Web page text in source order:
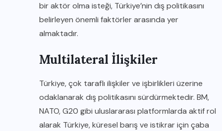
bir aktör olma isteği, Türkiye’nin dış politikasını
belirleyen önemli faktörler arasında yer
almaktadır.
Multilateral İlişkiler
Türkiye, çok taraflı ilişkiler ve işbirlikleri üzerine
odaklanarak dış politikasını sürdürmektedir. BM,
NATO, G20 gibi uluslararası platformlarda aktif rol
alarak Türkiye, küresel barış ve istikrar için çaba